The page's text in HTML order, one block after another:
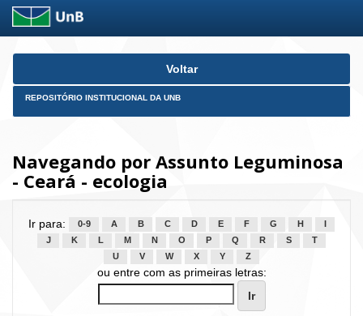
Skip
Voltar
REPOSITÓRIO INSTITUCIONAL DA UNB
Navegando por Assunto Leguminosa
- Ceará - ecologia
Ir para: 0-9 A B C D E F G H
J
K L M N O P Q R S
T
U
V W X Y Z
ou entre com as primeiras letras: